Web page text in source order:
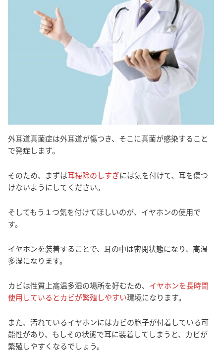
外耳道真菌症は外耳道が傷つき、そこに真菌が感染すること
で発症します。
そのため、まずは耳掃除のしすぎには気を付けて、耳を傷つ
けないようにしてください。
そしてもう１つ気を付けてほしいのが、イヤホンの使用で
す。
イヤホンを装着することで、耳の中は密閉状態になり、高温
多湿になります。
カビは性質上高温多湿の場所を好むため、 イヤホンを長時間
使用しているとカビが繁殖しやすい環境になります。
また、汚れているイヤホンにはカビの胞子が付着している可
能性があり、もしその状態で耳に装着してしまうと、カビが
繁殖しやすくなるでしょう。